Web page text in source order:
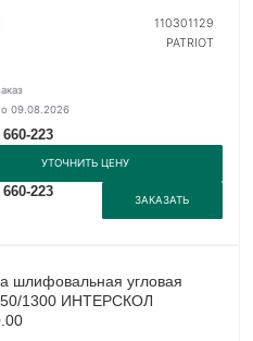
110301129
PATRIOT
09.08.2026
223
УТОЧНИТЬ ЦЕНУ
223
ЗАКАЗАТЬ
шлифовальная угловая
1300 ИНТЕРСКОЛ